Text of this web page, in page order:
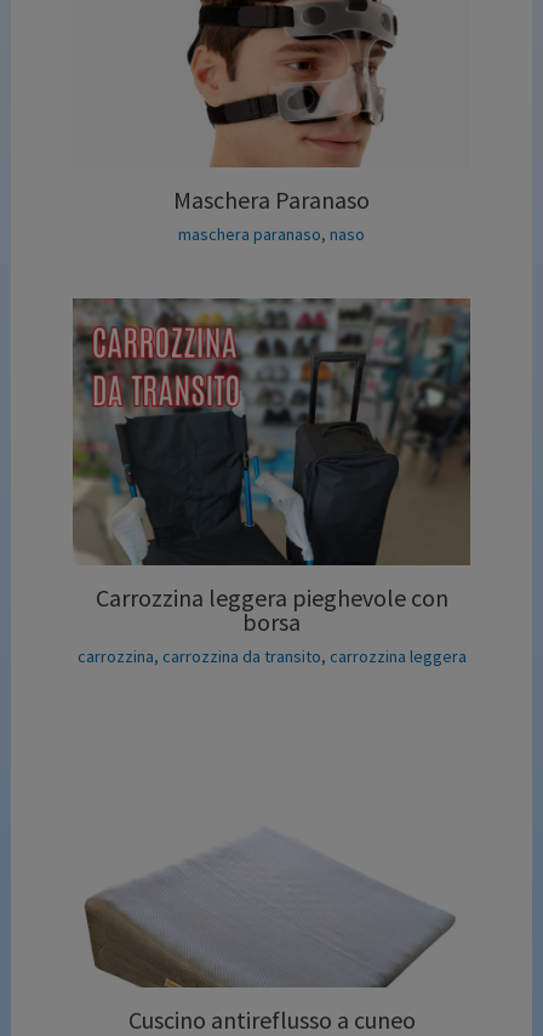
Maschera Paranaso
maschera paranaso, naso
Carrozzina leggera pieghevole con
borsa
carrozzina, carrozzina da transito, carrozzina leggera
Cuscino antireflusso a cuneo